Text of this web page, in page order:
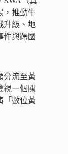
，推動牛
升級、地
件與跨國
分流至黃
視一個關
「數位黃